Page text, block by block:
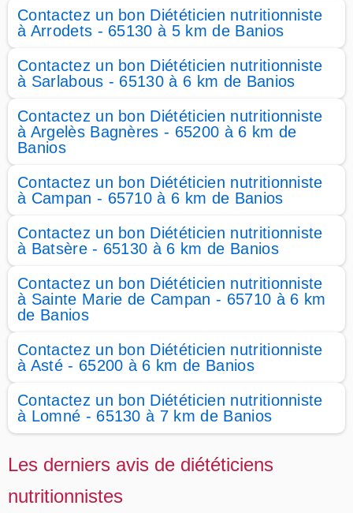
Contactez un bon Diététicien nutritionniste
à Arrodets - 65130 à 5 km de Banios
Contactez un bon Diététicien nutritionniste
à Sarlabous - 65130 à 6 km de Banios
Contactez un bon Diététicien nutritionniste
à Argelès Bagnères - 65200 à 6 km de
Banios
Contactez un bon Diététicien nutritionniste
à Campan - 65710 à 6 km de Banios
Contactez un bon Diététicien nutritionniste
à Batsère - 65130 à 6 km de Banios
Contactez un bon Diététicien nutritionniste
à Sainte Marie de Campan - 65710 à 6 km
de Banios
Contactez un bon Diététicien nutritionniste
à Asté - 65200 à 6 km de Banios
Contactez un bon Diététicien nutritionniste
à Lomné - 65130 à 7 km de Banios
Les derniers avis de diététiciens
nutritionnistes